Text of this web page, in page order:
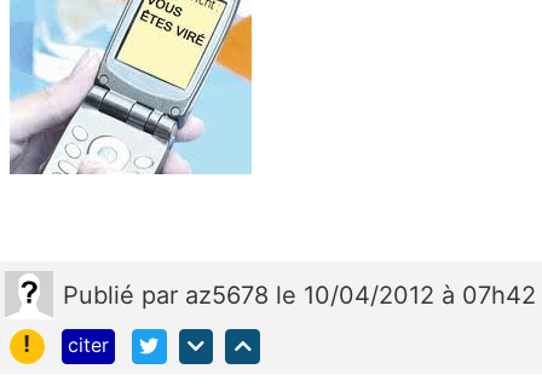
Publié par az5678 le 10/04/2012 à 07h42
!
citer